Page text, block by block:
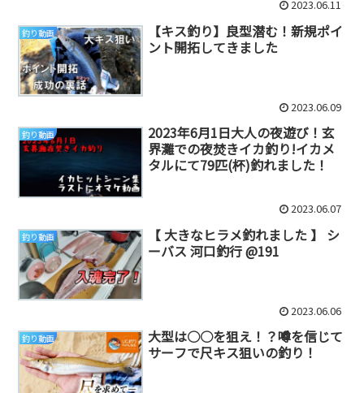
2023.06.11
釣り動画
【キス釣り】良型潜む！新規ポイ
ント開拓してきました
2023.06.09
釣り動画
2023年6月1日大人の夜遊び！玄
界灘での夜焚きイカ釣り!イカメ
タルにて79匹(杯)釣れました！
2023.06.07
釣り動画
【 大きなヒラメ釣れました 】 シ
ーバス 河口釣行 @191
2023.06.06
釣り動画
大型は○○を狙え！？噂を信じて
サーフで尺キス狙いの釣り！